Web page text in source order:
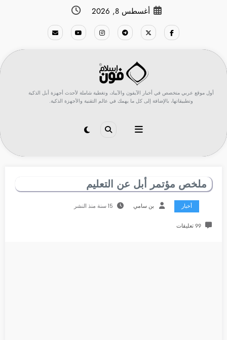
أغسطس 8, 2026
أول موقع عربي متخصص في أخبار الآيفون والآيباد، وتغطية شاملة لأحدث أجهزة أبل الذكية
وتطبيقاتها، بالإضافة إلى كل ما يهمك في عالم التقنية والأجهزة الذكية.
ملخص مؤتمر أبل عن التعليم
أخبار بن سامي 15 سنة منذ النشر
99 تعليقات